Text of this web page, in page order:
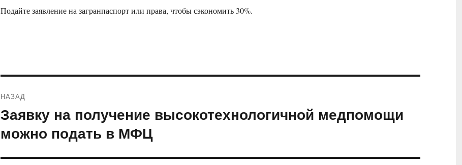
Подайте заявление на загранпаспорт или права, чтобы сэкономить 30%.
по
записям
НАЗАД
Предыдущая
Заявку на получение высокотехнологичной медпомощи
можно подать в МФЦ